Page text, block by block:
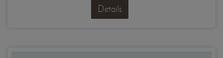
Details